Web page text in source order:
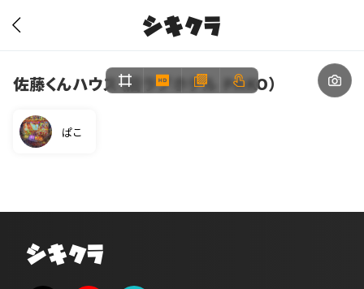
シキクラ
佐藤くんハウス（旧ラブホテル PAKO）
ぱこ
シキクラ